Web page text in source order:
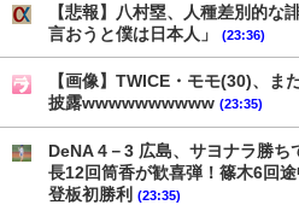
【悲報】八村塁、人種差別的な
言おうと僕は日本人」
(23:36)
【画像】TWICE・モモ(30)、ま
披露wwwwwwwwww (23:35)
DeNA 4－3 広島、サヨナラ勝ち
長12回筒香が歓喜弾！篠木6回
登板初勝利 (23:35)